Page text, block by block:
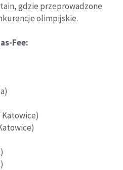
gdzie przeprowadzone
olimpijskie.
Fee:
Katowice)